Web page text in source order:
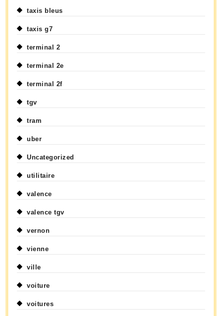
taxis bleus
taxis g7
terminal 2
terminal 2e
terminal 2f
tgv
tram
uber
Uncategorized
utilitaire
valence
valence tgv
vernon
vienne
ville
voiture
voitures